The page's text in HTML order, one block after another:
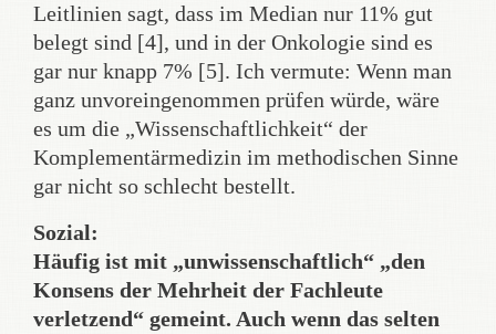
Leitlinien sagt, dass im Median nur 11% gut
belegt sind [4], und in der Onkologie sind es
gar nur knapp 7% [5]. Ich vermute: Wenn man
ganz unvoreingenommen prüfen würde, wäre
es um die „Wissenschaftlichkeit“ der
Komplementärmedizin im methodischen Sinne
gar nicht so schlecht bestellt.
Sozial:
Häufig ist mit „unwissenschaftlich“ „den
Konsens der Mehrheit der Fachleute
verletzend“ gemeint. Auch wenn das selten